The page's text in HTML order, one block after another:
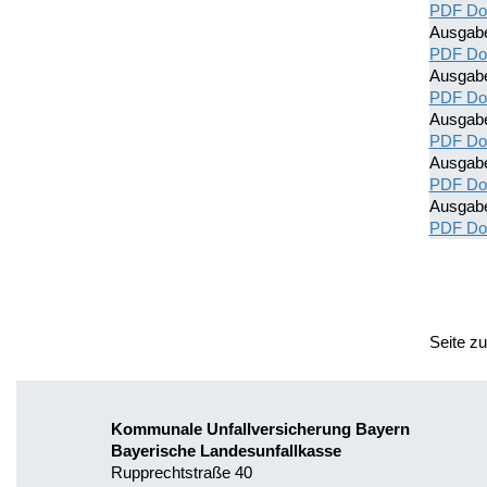
PDF
PDF
PDF
PDF
PDF
PDF
Seite
Kommunale Unfallversicherung Bayern
Bayerische Landesunfallkasse
Rupprechtstraße 40